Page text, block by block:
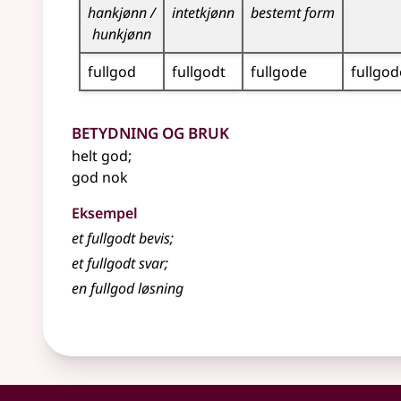
hankjønn /
hunkjønn
intetkjønn bestemt form
fullgod fullgodt fullgode
Betydning og bruk
helt god;
god nok
Eksempel
etfullgodtbevis;
etfullgodtsvar;
enfullgodløsning